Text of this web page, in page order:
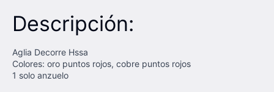
Descripción:
Aglia Decorre Hssa
Colores: oro puntos rojos, cobre puntos rojos
1 solo anzuelo